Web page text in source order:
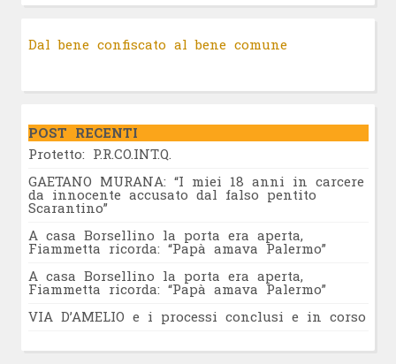
Dal bene confiscato al bene comune
POST RECENTI
Protetto: P.R.CO.INT.Q.
GAETANO MURANA: “I miei 18 anni in carcere
da innocente accusato dal falso pentito
Scarantino”
A casa Borsellino la porta era aperta,
Fiammetta ricorda: “Papà amava Palermo”
A casa Borsellino la porta era aperta,
Fiammetta ricorda: “Papà amava Palermo”
VIA D’AMELIO e i processi conclusi e in corso